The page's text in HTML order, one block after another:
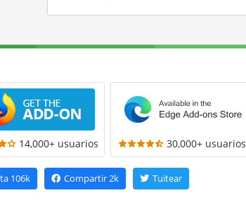
14,000+ usuarios 30,000+ usuarios
106k Compartir2k Tuitear